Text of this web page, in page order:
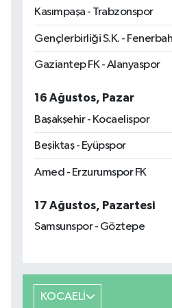
Kasımpaşa - Trabzonspor
Gençlerbirliği S.K. -
Gaziantep FK - Alanyaspor
16 Ağustos, Pazar
Başakşehir - Kocaelispor
Beşiktaş - Eyüpspor
Amed - Erzurumspor FK
17 Ağustos, Pazartesi
Samsunspor - Göztepe
KOCAELİ